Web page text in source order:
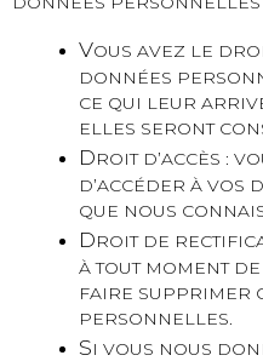
VOUS AVEZ LE
DONNÉES
CE QUI LEUR
ELLES SERONT
DROIT D’ACCÈS :
D’ACCÉDER À VOS
QUE NOUS
DROIT DE
À TOUT MOMENT
FAIRE SUPPRIMER
PERSONNELLES.
SI VOUS NOUS